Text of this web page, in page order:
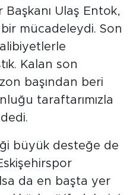
Ulaş Entok,
mücadeleydi. Son
Kalan son
başından beri
taraftarımızla
büyük desteğe de
da en başta yer